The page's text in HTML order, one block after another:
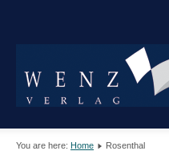
You are here: Home Rosenthal